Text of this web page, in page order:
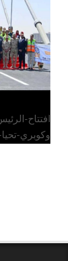
افتتاح-
وكوبري-